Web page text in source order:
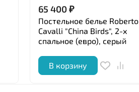
65 400₽
Постельное белье Roberto
Cavalli "China Birds", 2-х
спальное (евро), серый
В корзину